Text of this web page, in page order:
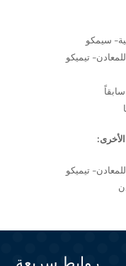
سيمكو
تيميكو
:
تيميكو